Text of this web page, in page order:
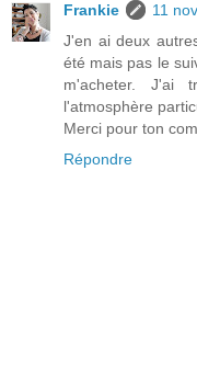
Frankie
11
J'en ai deux
été mais pas le
m'acheter. J'ai
l'atmosphère
Merci pour ton
Répondre